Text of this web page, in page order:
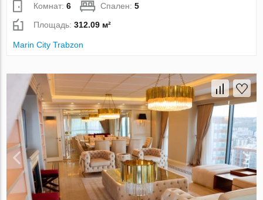
Комнат:6 Спален:5
Площадь:312.09 м²
Marin City Trabzon